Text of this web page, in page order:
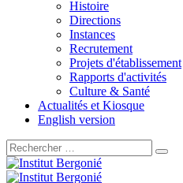
Histoire
Directions
Instances
Recrutement
Projets d'établissement
Rapports d'activités
Culture & Santé
Actualités et Kiosque
English version
Rechercher :